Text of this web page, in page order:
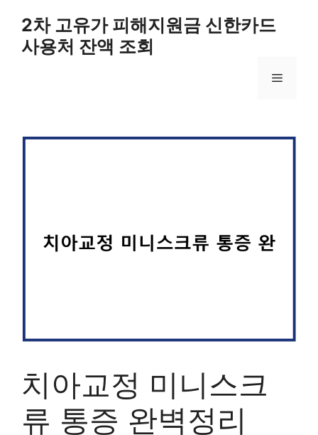
2차 고유가 피해지원금 신한카드
사용처 잔액 조회
메
치아교정 미니스크
류 통증 완벽정리